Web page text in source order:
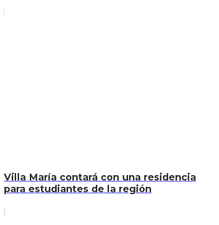
Villa María contará con una residencia
para estudiantes de la región